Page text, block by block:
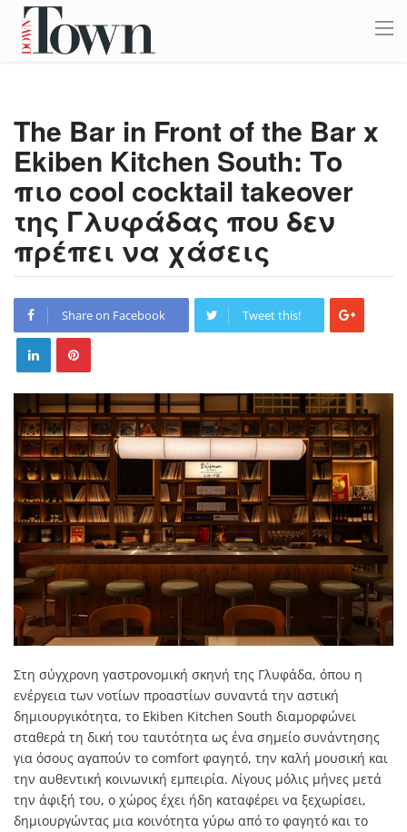
The Bar in Front of the Bar x
Ekiben Kitchen South: Το
πιο cool cocktail takeover
της Γλυφάδας που δεν
πρέπει να χάσεις
Share on Facebook Tweet this!
Στη σύγχρονη γαστρονομική σκηνή της Γλυφάδα, όπου η
ενέργεια των νοτίων προαστίων συναντά την αστική
δημιουργικότητα, το Ekiben Kitchen South διαμορφώνει
σταθερά τη δική του ταυτότητα ως ένα σημείο συνάντησης
για όσους αγαπούν το comfort φαγητό, την καλή μουσική και
την αυθεντική κοινωνική εμπειρία. Λίγους μόλις μήνες μετά
την άφιξή του, ο χώρος έχει ήδη καταφέρει να ξεχωρίσει,
δημιουργώντας μια κοινότητα γύρω από το φαγητό και το